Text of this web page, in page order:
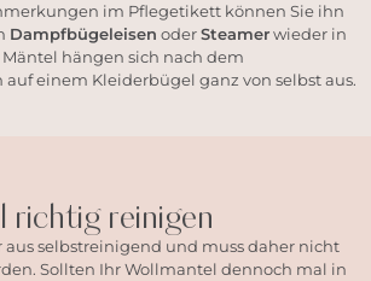
im Pflegetikett können Sie ihn
Dampfbügeleisen oderSteamerwieder in
hängen sich nach dem
auf einem Kleiderbügel ganz von selbst aus.
richtig reinigen
aus selbstreinigend und muss daher nicht
Sollten IhrWollmantel dennoch mal in